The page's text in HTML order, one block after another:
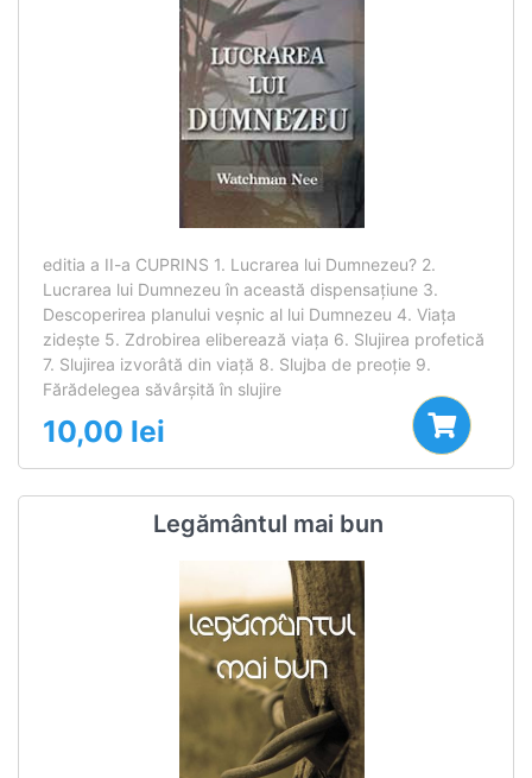
editia a II-a CUPRINS 1. Lucrarea lui Dumnezeu? 2.
Lucrarea lui Dumnezeu în această dispensaţiune 3.
Descoperirea planului veşnic al lui Dumnezeu 4. Viaţa
zideşte 5. Zdrobirea eliberează viaţa 6. Slujirea profetică
7. Slujirea izvorâtă din viaţă 8. Slujba de preoţie 9.
Fărădelegea săvârşită în slujire
10,00 lei
Legământul mai bun